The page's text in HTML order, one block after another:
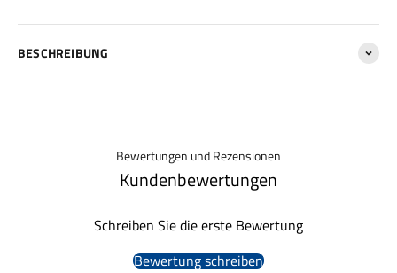
BESCHREIBUNG
Bewertungen und Rezensionen
Kundenbewertungen
Schreiben Sie die erste Bewertung
Bewertung schreiben